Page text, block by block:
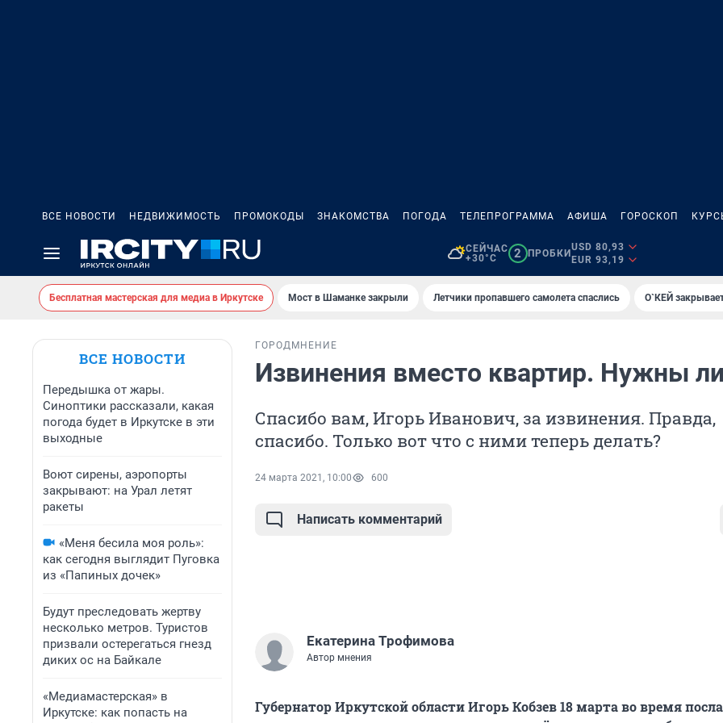
ВСЕ НОВОСТИ НЕДВИЖИМОСТЬ ПРОМОКОДЫ ЗНАКОМСТВА ПОГОДА ТЕЛЕПРОГРАММА АФИША ГОРОСКОП
СЕЙЧАС
+30°C
2 ПРОБКИ
USD 80,93
EUR 93,19
Бесплатная мастерская для медиа в Иркутске Мост в Шаманке закрыли Летчики пропавшего самолета спаслись О`КЕЙ
ВСЕ НОВОСТИ
Передышка от жары.
Синоптики рассказали, какая
погода будет в Иркутске в эти
выходные
Воют сирены, аэропорты
закрывают: на Урал летят
ракеты
«Меня бесила моя роль»:
как сегодня выглядит Пуговка
из «Папиных дочек»
Будут преследовать жертву
несколько метров. Туристов
призвали остерегаться гнезд
диких ос на Байкале
«Медиамастерская» в
Иркутске: как попасть на
ГОРОД МНЕНИЕ
Извинения вместо квартир. Нужны ли
Спасибо вам, Игорь Иванович, за извинения. Правда,
спасибо. Только вот что с ними теперь делать?
24 марта 2021, 10:00 600
Написать комментарий
Екатерина Трофимова
Автор мнения
Губернатор Иркутской области Игорь Кобзев 18 марта во время